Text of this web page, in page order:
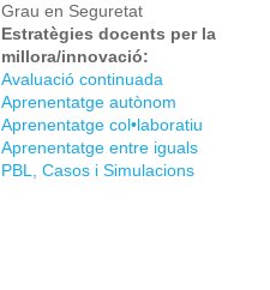
Grau en Seguretat
Estratègies docents per la
millora/innovació:
Avaluació continuada
Aprenentatge autònom
Aprenentatge col•laboratiu
Aprenentatge entre iguals
PBL, Casos i Simulacions